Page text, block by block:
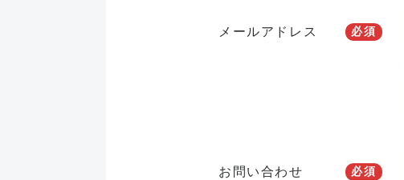
メールアドレス 必須
お問い合わせ 必須